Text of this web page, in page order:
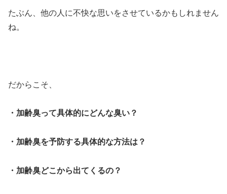
たぶん、他の人に不快な思いをさせているかもしれません
ね。
だからこそ、
・加齢臭って具体的にどんな臭い？
・加齢臭を予防する具体的な方法は？
・加齢臭どこから出てくるの？